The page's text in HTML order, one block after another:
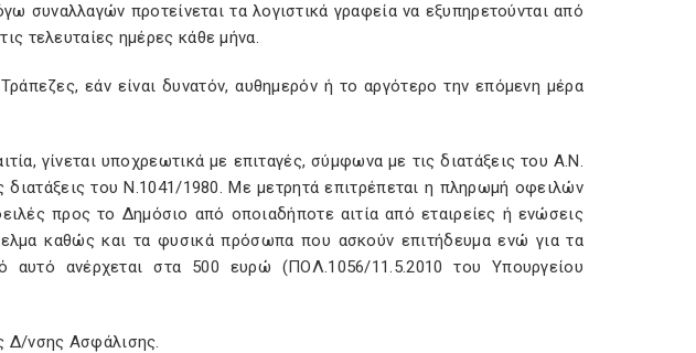
συναλλαγών προτείνεται τα λογιστικά γραφεία να εξυπηρετούνται από
τελευταίες ημέρες κάθε μήνα.
εάν είναι δυνατόν, αυθημερόν ή το αργότερο την επόμενη μέρα
γίνεται υποχρεωτικά με επιταγές, σύμφωνα με τις διατάξεις του Α.Ν.
του Ν.1041/1980. Με μετρητά επιτρέπεται η πληρωμή οφειλών
προς το Δημόσιο από οποιαδήποτε αιτία από εταιρείες ή ενώσεις
καθώς και τα φυσικά πρόσωπα που ασκούν επιτήδευμα ενώ για τα
ανέρχεται στα 500 ευρώ (ΠΟΛ.1056/11.5.2010 του Υπουργείου
Δ/νσης Ασφάλισης.